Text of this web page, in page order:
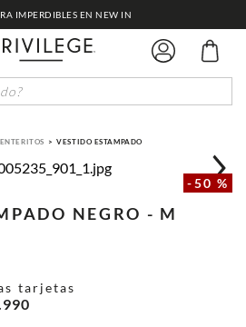
IMPERDIBLES EN NEW IN
VESTIDO ESTAMPADO
-50 %
NEGRO - M
tarjetas
990